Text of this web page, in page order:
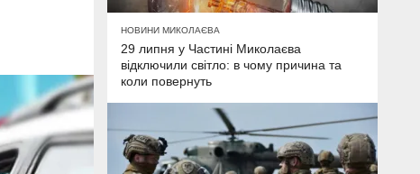
НОВИНИ МИКОЛАЄВА
29 липня у Частині Миколаєва
відключили світло: в чому причина та
коли повернуть